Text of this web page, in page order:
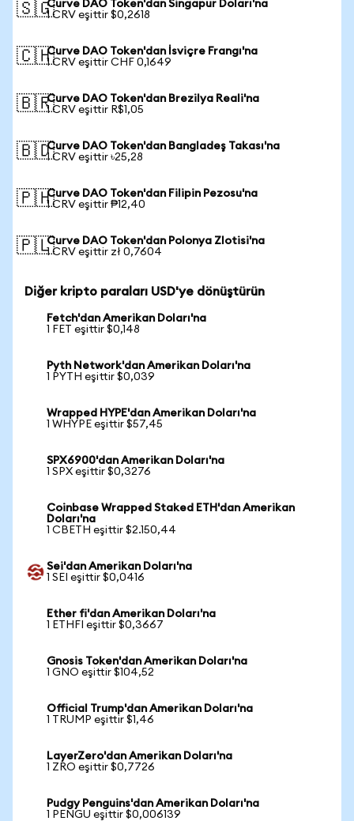
🇸🇬Curve DAO Token'dan Singapur Doları'na
1 CRV eşittir $0,2618
🇨🇭Curve DAO Token'dan İsviçre Frangı'na
1 CRV eşittir CHF 0,1649
🇧🇷Curve DAO Token'dan Brezilya Reali'na
1 CRV eşittir R$1,05
🇧🇩Curve DAO Token'dan Bangladeş Takası'na
1 CRV eşittir ৳25,28
🇵🇭Curve DAO Token'dan Filipin Pezosu'na
1 CRV eşittir ₱12,40
🇵🇱Curve DAO Token'dan Polonya Zlotisi'na
1 CRV eşittir zł 0,7604
Diğer kripto paraları USD'ye dönüştürün
Fetch'dan Amerikan Doları'na
1 FET eşittir $0,148
Pyth Network'dan Amerikan Doları'na
1 PYTH eşittir $0,039
Wrapped HYPE'dan Amerikan Doları'na
1 WHYPE eşittir $57,45
SPX6900'dan Amerikan Doları'na
1 SPX eşittir $0,3276
Coinbase Wrapped Staked ETH'dan Amerikan
Doları'na
1 CBETH eşittir $2.150,44
Sei'dan Amerikan Doları'na
1 SEI eşittir $0,0416
Ether fi'dan Amerikan Doları'na
1 ETHFI eşittir $0,3667
Gnosis Token'dan Amerikan Doları'na
1 GNO eşittir $104,52
Official Trump'dan Amerikan Doları'na
1 TRUMP eşittir $1,46
LayerZero'dan Amerikan Doları'na
1 ZRO eşittir $0,7726
Pudgy Penguins'dan Amerikan Doları'na
1 PENGU eşittir $0,006139